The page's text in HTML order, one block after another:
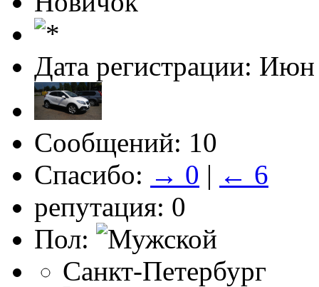
Дата регистрации:
Сообщений: 10
Спасибо: → 0 | ← 6
репутация: 0
Пол:
Санкт-Петербург